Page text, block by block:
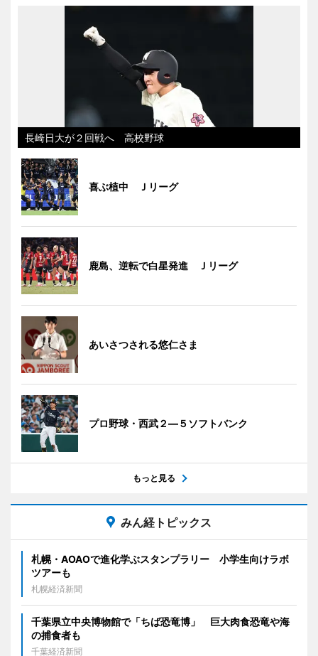
長崎日大が２回戦へ 高校野球
喜ぶ植中 Ｊリーグ
鹿島、逆転で白星発進 Ｊリーグ
あいさつされる悠仁さま
プロ野球・西武２―５ソフトバンク
もっと見る
みん経トピックス
札幌・AOAOで進化学ぶスタンプラリー 小学生向けラボ
ツアーも
札幌経済新聞
千葉県立中央博物館で「ちば恐竜博」 巨大肉食恐竜や海
の捕食者も
千葉経済新聞